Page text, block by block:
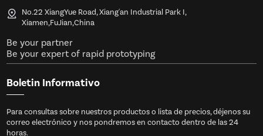
No.22 XiangYue Road, Xiang'an Industrial Park I,
Xiamen,FuJian,China
Be your partner
Be your expert of rapid prototyping
Boletin Informativo
Para consultas sobre nuestros productos o lista de precios, déjenos su
correo electrónico y nos pondremos en contacto dentro de las 24
horas.